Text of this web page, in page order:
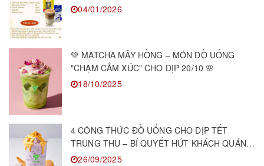
04/01/2026
💚 MATCHA MÂY HỒNG – MÓN ĐỒ UỐNG
"CHẠM CẢM XÚC" CHO DỊP 20/10 🌸
18/10/2025
4 CÔNG THỨC ĐỒ UỐNG CHO DỊP TẾT
TRUNG THU – BÍ QUYẾT HÚT KHÁCH QUÁN
F&B26/09/2025